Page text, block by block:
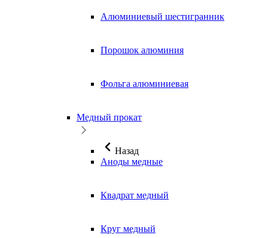
Алюминиевый шестигранник
Порошок алюминия
Фольга алюминиевая
Медный прокат
Назад
Аноды медные
Квадрат медный
Круг медный